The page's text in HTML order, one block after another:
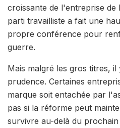
croissante de l'entreprise
parti travailliste a fait une
propre conférence pour
guerre.
Mais malgré les gros titres,
prudence. Certaines
marque soit entachée par
pas si la réforme peut
survivre au-delà du